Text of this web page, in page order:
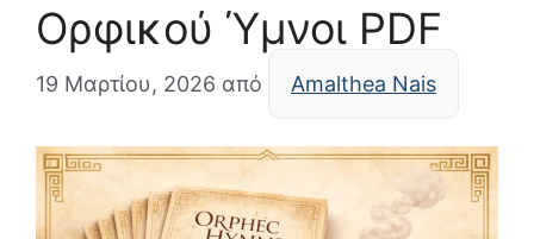
Ορφικού Ύμνοι PDF
19 Μαρτίου, 2026 από Amalthea Nais